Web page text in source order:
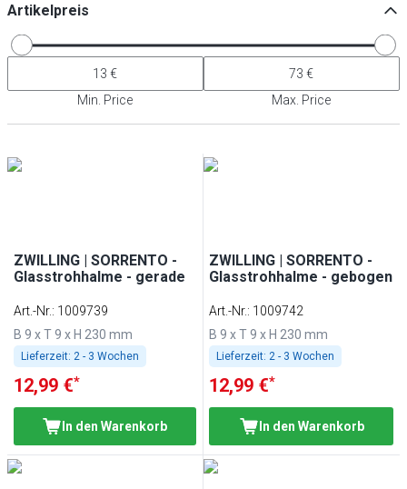
Artikelpreis
Min. Price Max. Price
ZWILLING | SORRENTO -
Glasstrohhalme - gerade
Art.-Nr.: 1009739
B 9 x T 9 x H 230 mm
Lieferzeit: 2 - 3 Wochen
12,99 €*
In den Warenkorb
ZWILLING | SORRENTO -
Glasstrohhalme - gebogen
Art.-Nr.: 1009742
B 9 x T 9 x H 230 mm
Lieferzeit: 2 - 3 Wochen
12,99 €*
In den Warenkorb